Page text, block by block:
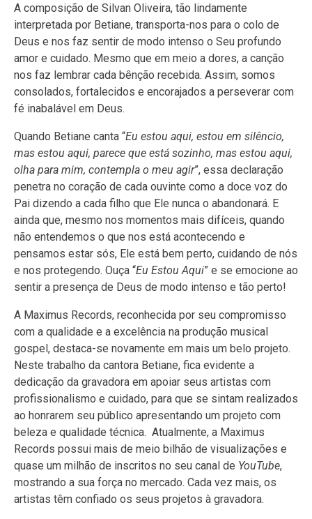
A composição de Silvan Oliveira, tão lindamente
interpretada por Betiane, transporta-nos para o colo de
Deus e nos faz sentir de modo intenso o Seu profundo
amor e cuidado. Mesmo que em meio a dores, a canção
nos faz lembrar cada bênção recebida. Assim, somos
consolados, fortalecidos e encorajados a perseverar com
fé inabalável em Deus.
Quando Betiane canta “Eu estou aqui, estou em silêncio,
mas estou aqui, parece que está sozinho, mas estou aqui,
olha para mim, contempla o meu agir”, essa declaração
penetra no coração de cada ouvinte como a doce voz do
Pai dizendo a cada filho que Ele nunca o abandonará. E
ainda que, mesmo nos momentos mais difíceis, quando
não entendemos o que nos está acontecendo e
pensamos estar sós, Ele está bem perto, cuidando de nós
e nos protegendo. Ouça “Eu Estou Aqui” e se emocione ao
sentir a presença de Deus de modo intenso e tão perto!
A Maximus Records, reconhecida por seu compromisso
com a qualidade e a excelência na produção musical
gospel, destaca-se novamente em mais um belo projeto.
Neste trabalho da cantora Betiane, fica evidente a
dedicação da gravadora em apoiar seus artistas com
profissionalismo e cuidado, para que se sintam realizados
ao honrarem seu público apresentando um projeto com
beleza e qualidade técnica. Atualmente, a Maximus
Records possui mais de meio bilhão de visualizações e
quase um milhão de inscritos no seu canal de YouTube,
mostrando a sua força no mercado. Cada vez mais, os
artistas têm confiado os seus projetos à gravadora.